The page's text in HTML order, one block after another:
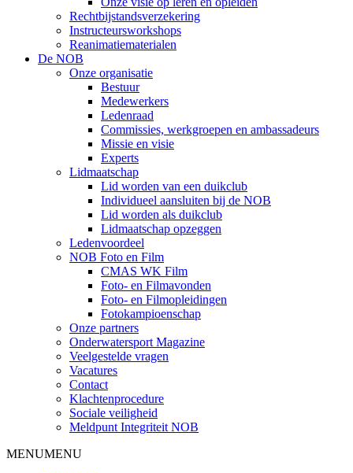
Rechtbijstandsverzekering
Instructeursworkshops
Reanimatiematerialen
De NOB
Onze organisatie
Bestuur
Medewerkers
Ledenraad
Commissies, werkgroepen en ambassadeurs
Missie en visie
Experts
Lidmaatschap
Lid worden van een duikclub
Individueel aansluiten bij de NOB
Lid worden als duikclub
Lidmaatschap opzeggen
Ledenvoordeel
NOB Foto en Film
CMAS WK Film
Foto- en Filmavonden
Foto- en Filmopleidingen
Fotokampioenschap
Onze partners
Onderwatersport Magazine
Veelgestelde vragen
Vacatures
Contact
Klachtenprocedure
Sociale veiligheid
Meldpunt Integriteit NOB
MENUMENU